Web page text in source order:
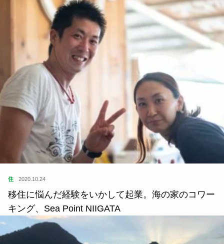
住 2020.10.24
移住に悩んだ経験をいかして起業。海の家のコワー
キング、Sea Point NIIGATA